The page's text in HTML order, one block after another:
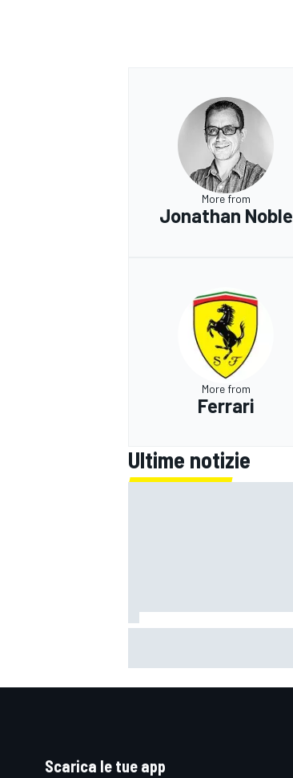
More from
Jonathan Noble
More from
Ferrari
Ultime notizie
più a loro agio con la media
Scarica le tue app